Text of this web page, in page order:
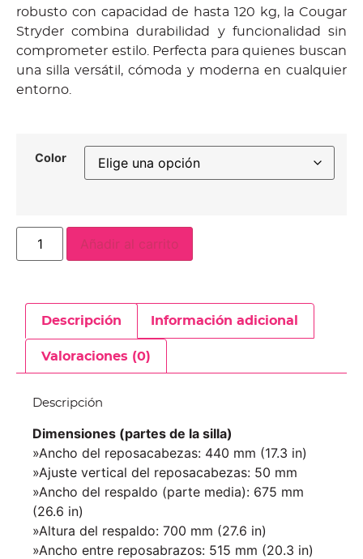
robusto con capacidad de hasta 120 kg, la Cougar
Stryder combina durabilidad y funcionalidad sin
comprometer estilo. Perfecta para quienes buscan
una silla versátil, cómoda y moderna en cualquier
entorno.
Color
Añadir al carrito
Descripción Información adicional
Valoraciones (0)
Descripción
Dimensiones (partes de la silla)
»Ancho del reposacabezas: 440 mm (17.3 in)
»Ajuste vertical del reposacabezas: 50 mm
»Ancho del respaldo (parte media): 675 mm
(26.6 in)
»Altura del respaldo: 700 mm (27.6 in)
»Ancho entre reposabrazos: 515 mm (20.3 in)